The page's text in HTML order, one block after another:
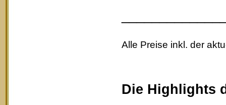
Alle Preise inkl. der
Die Highlights